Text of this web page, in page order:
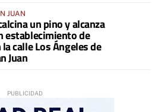
JUAN
un pino y alcanza
establecimiento de
calle Los Ángeles de
Juan